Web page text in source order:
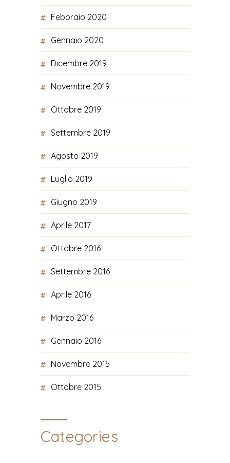
Febbraio 2020
Gennaio 2020
Dicembre 2019
Novembre 2019
Ottobre 2019
Settembre 2019
Agosto 2019
Luglio 2019
Giugno 2019
Aprile 2017
Ottobre 2016
Settembre 2016
Aprile 2016
Marzo 2016
Gennaio 2016
Novembre 2015
Ottobre 2015
Categories